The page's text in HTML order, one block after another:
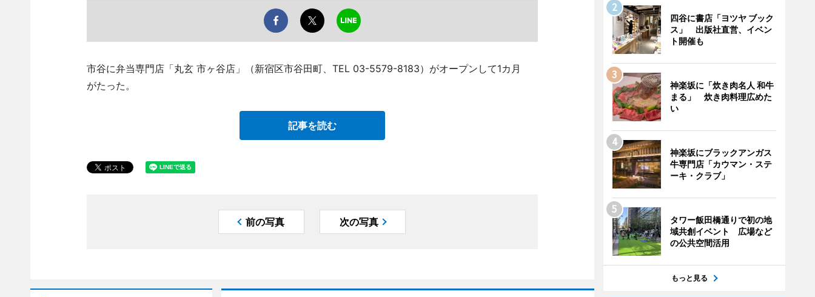
市谷に弁当専門店「丸玄 市ヶ谷店」（新宿区市谷田町、TEL 03-5579-8183）がオープンして1カ月
がたった。
記事を読む
前の写真 次の写真
四谷に書店「ヨツヤ ブック
ス」 出版社直営、イベン
ト開催も
神楽坂に「炊き肉名人 和牛
まる」 炊き肉料理広めた
い
神楽坂にブラックアンガス
牛専門店「カウマン・ステ
ーキ・クラブ」
タワー飯田橋通りで初の地
域共創イベント 広場など
の公共空間活用
もっと見る